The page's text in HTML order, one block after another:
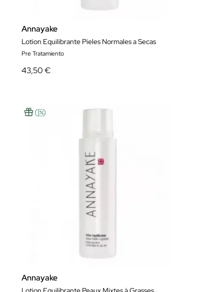
Annayake
Lotion Equilibrante Pieles Normales a Secas
Pre Tratamiento
43,50 €
Annayake